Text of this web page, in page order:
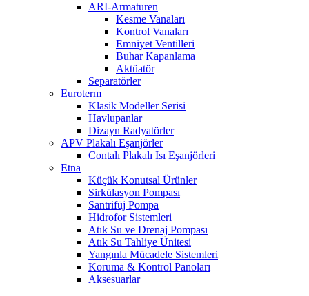
ARI-Armaturen
Kesme Vanaları
Kontrol Vanaları
Emniyet Ventilleri
Buhar Kapanlama
Aktüatör
Separatörler
Euroterm
Klasik Modeller Serisi
Havlupanlar
Dizayn Radyatörler
APV Plakalı Eşanjörler
Contalı Plakalı Isı Eşanjörleri
Etna
Küçük Konutsal Ürünler
Sirkülasyon Pompası
Santrifüj Pompa
Hidrofor Sistemleri
Atık Su ve Drenaj Pompası
Atık Su Tahliye Ünitesi
Yangınla Mücadele Sistemleri
Koruma & Kontrol Panoları
Aksesuarlar